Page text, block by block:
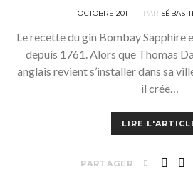
POSTED
OCTOBRE 2011 PAR
Le recette du gin Bombay Sapphire
depuis 1761. Alors que Thomas
anglais revient s’installer dans sa
il crée…
LIRE
PARTAGER